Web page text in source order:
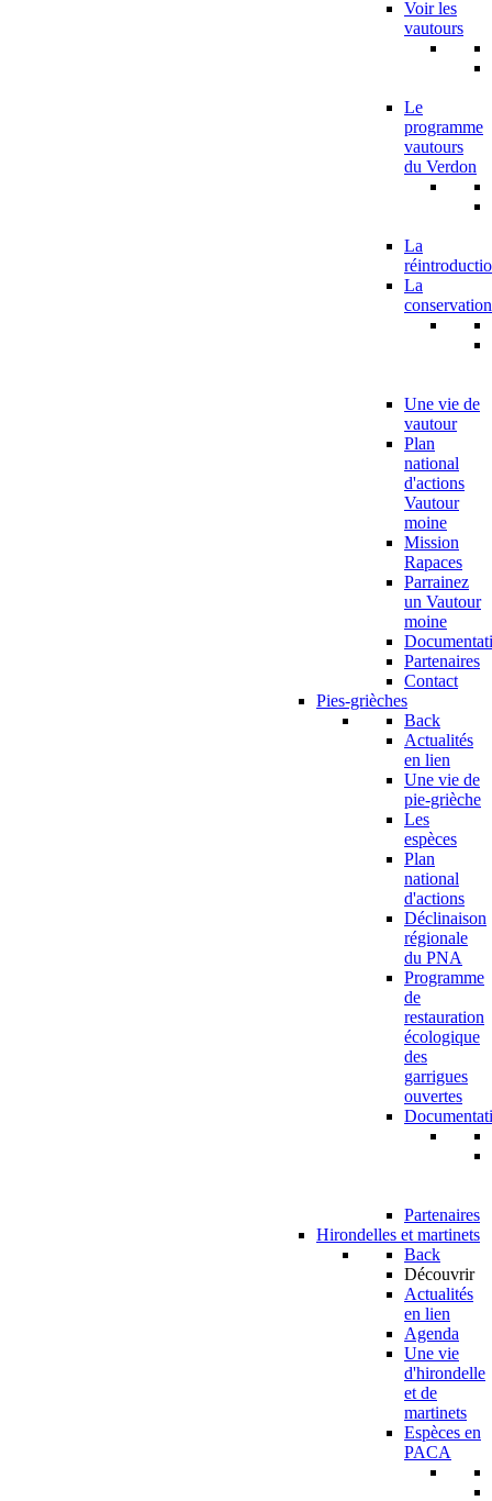
Voir les
vautours
Le
programme
vautours
du Verdon
La
La
conservation
Une vie de
vautour
Plan
national
d'actions
Vautour
moine
Mission
Rapaces
Parrainez
un Vautour
moine
Partenaires
Contact
Pies-grièches
Back
Actualités
en lien
Une vie de
pie-grièche
Les
espèces
Plan
national
d'actions
Déclinaison
régionale
du PNA
Programme
de
restauration
écologique
des
garrigues
ouvertes
Partenaires
Hirondelles et martinets
Back
Découvrir
Actualités
en lien
Agenda
Une vie
d'hirondelle
et de
martinets
Espèces en
PACA